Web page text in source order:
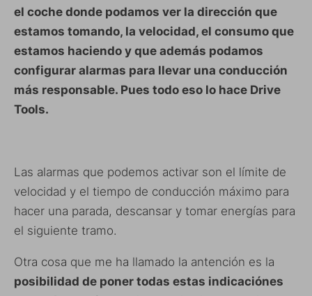
el coche donde podamos ver la dirección que
estamos tomando, la velocidad, el consumo que
estamos haciendo y que además podamos
configurar alarmas para llevar una conducción
más responsable. Pues todo eso lo hace Drive
Tools.
Las alarmas que podemos activar son el límite de
velocidad y el tiempo de conducción máximo para
hacer una parada, descansar y tomar energías para
el siguiente tramo.
Otra cosa que me ha llamado la antención es la
posibilidad de poner todas estas indicaciónes